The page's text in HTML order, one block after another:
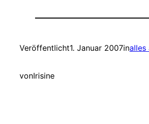
Veröffentlicht1. Januar 2007inalles
vonIrisine